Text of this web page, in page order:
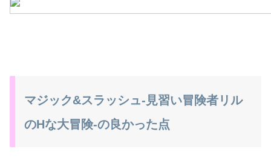
マジック&スラッシュ-見習い冒険者リル
のHな大冒険-の良かった点